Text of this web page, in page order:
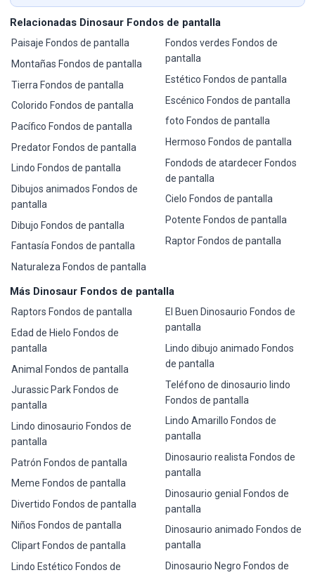
Relacionadas Dinosaur Fondos de pantalla
Paisaje Fondos de pantalla
Montañas Fondos de pantalla
Tierra Fondos de pantalla
Colorido Fondos de pantalla
Pacífico Fondos de pantalla
Predator Fondos de pantalla
Lindo Fondos de pantalla
Dibujos animados Fondos de
pantalla
Dibujo Fondos de pantalla
Fantasía Fondos de pantalla
Naturaleza Fondos de pantalla
Fondos verdes Fondos de
pantalla
Estético Fondos de pantalla
Escénico Fondos de pantalla
foto Fondos de pantalla
Hermoso Fondos de pantalla
Fondods de atardecer Fondos
de pantalla
Cielo Fondos de pantalla
Potente Fondos de pantalla
Raptor Fondos de pantalla
Más Dinosaur Fondos de pantalla
Raptors Fondos de pantalla
Edad de Hielo Fondos de
pantalla
Animal Fondos de pantalla
Jurassic Park Fondos de
pantalla
Lindo dinosaurio Fondos de
pantalla
Patrón Fondos de pantalla
Meme Fondos de pantalla
Divertido Fondos de pantalla
Niños Fondos de pantalla
Clipart Fondos de pantalla
Lindo Estético Fondos de
El Buen Dinosaurio Fondos de
pantalla
Lindo dibujo animado Fondos
de pantalla
Teléfono de dinosaurio lindo
Fondos de pantalla
Lindo Amarillo Fondos de
pantalla
Dinosaurio realista Fondos de
pantalla
Dinosaurio genial Fondos de
pantalla
Dinosaurio animado Fondos de
pantalla
Dinosaurio Negro Fondos de